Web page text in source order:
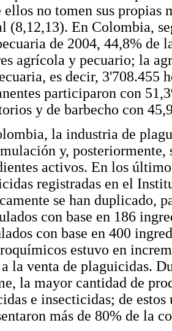
ellos no tomen sus propias
(8,12,13). En Colombia,
de 2004, 44,8% de
agrícola y pecuario; la
es decir, 3'708.455
participaron con
y de barbecho con
la industria de
y, posteriormente,
activos. En los
registradas en el
se han duplicado,
con base en 186
con base en 400
estuvo en
la venta de plaguicidas.
la mayor cantidad de
e insecticidas; de
más de 80% de la